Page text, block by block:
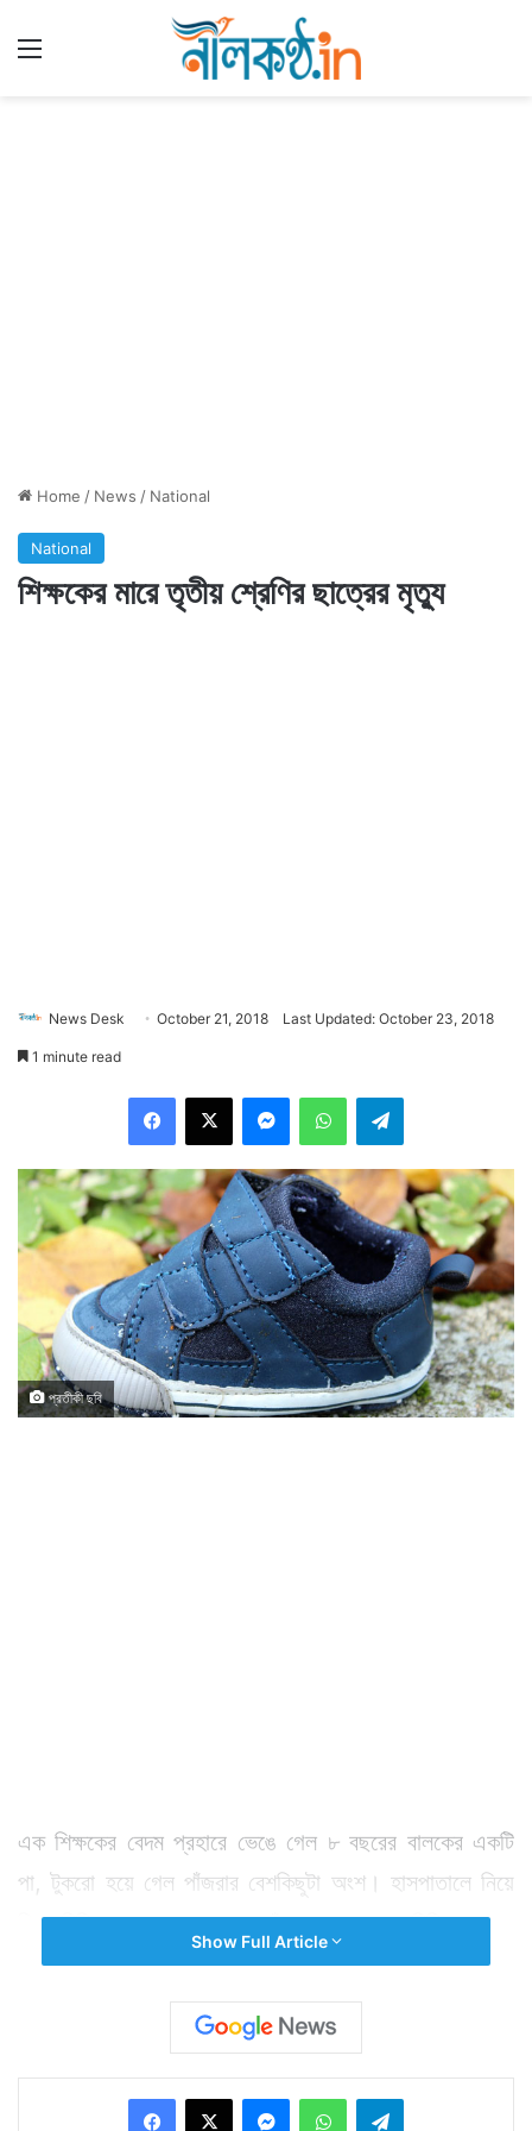
Home / News / National
National
শিক্ষকের মারে তৃতীয় শ্রেণির ছাত্রের মৃত্যু
News Desk October 21, 2018 Last Updated: October 23, 2018
1 minute read
প্রতীকী ছবি
এক শিক্ষকের বেদম প্রহারে ভেঙে গেল ৮ বছরের বালকের একটি
পা, টুকরো হয়ে গেল পাঁজরার বেশকিছুটা অংশ। হাসপাতালে নিয়ে
গিয়ে চিকিৎসা করালেও বালককে বাঁচাতে পারলেন না চিকিৎসকেরা।
অকালে মৃত্যুর কোলে ঢলে পড়ল একটি প্রাণ। ঘটনাটি ঘটেছে
উত্তরপ্রদেশের বান্দা জেলার চিল্লা থানা এলাকার সাদীমদনপুর
Show Full Article